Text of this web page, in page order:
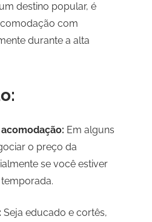
destino popular, é
com
durante a alta
Em alguns
o preço da
se você estiver
Seja educado e cortês,